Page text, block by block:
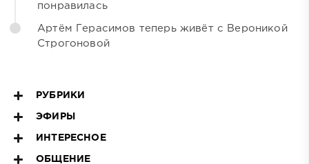
понравилась
Артём Герасимов теперь живёт с Вероникой
Строгоновой
РУБРИКИ
ЭФИРЫ
ИНТЕРЕСНОЕ
ОБЩЕНИЕ